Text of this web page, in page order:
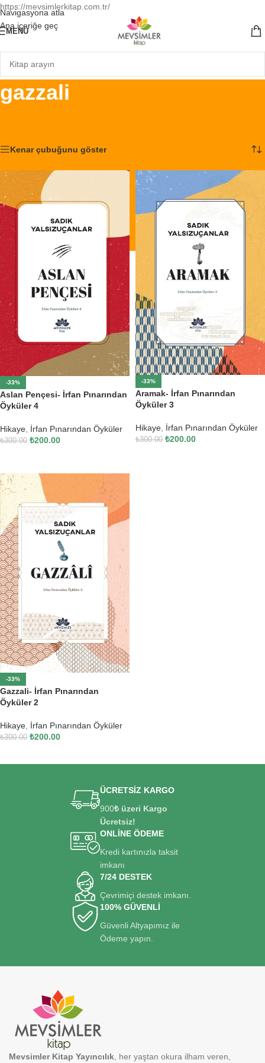
https://mevsimlerkitap.com.tr/
Navigasyona atla
Ana içeriğe geç
MENÜ
gazzali
Kenar çubuğunu göster
-33%
Aslan Pençesi- İrfan Pınarından
Öyküler 4
Hikaye, İrfan Pınarından Öyküler
₺300.00 ₺200.00
-33%
Aramak- İrfan Pınarından
Öyküler 3
Hikaye İrfan Pınarından Öyküler
₺300.00 ₺200.00
-33%
Gazzali- İrfan Pınarından
Öyküler 2
Hikaye, İrfan Pınarından Öyküler
₺300.00 ₺200.00
ÜCRETSİZ KARGO
900₺ üzeri Kargo
Ücretsiz!
ONLİNE ÖDEME
Kredi kartınızla taksit
imkanı
7/24 DESTEK
Çevrimiçi destek imkanı.
100% GÜVENLİ
Güvenli Altyapımız ile
Ödeme yapın.
Mevsimler Kitap Yayıncılık, her yaştan okura ilham veren,